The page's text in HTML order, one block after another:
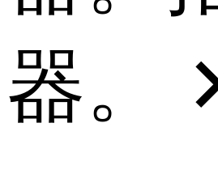
器。